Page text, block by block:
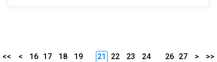
<< < 16 17 18
19
21 22 23
24
26 27 > >>